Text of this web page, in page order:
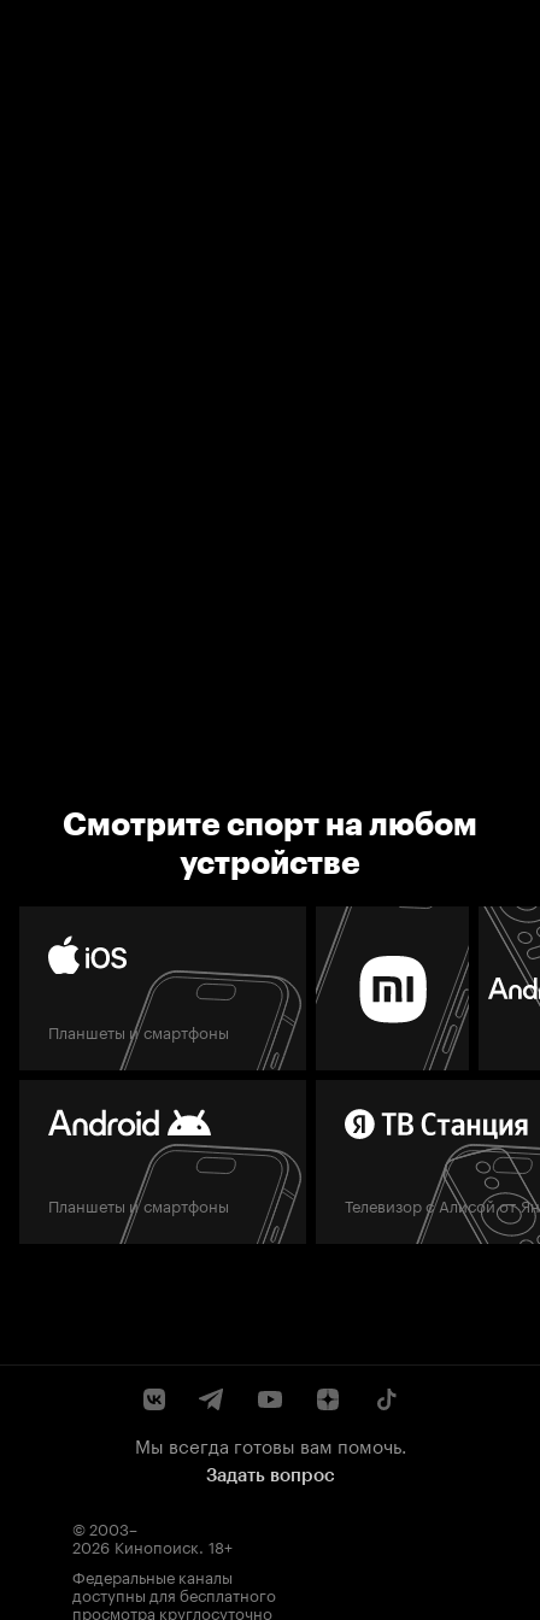
Смотрите спорт на любом
устройстве
Планшеты и смартфоны
Планшеты и смартфоны Телевизор с Алисой от
Мы всегда готовы вам помочь.
Задать вопрос
© 2003–
2026 Кинопоиск. 18+
Федеральные каналы
доступны для бесплатного
просмотра круглосуточно